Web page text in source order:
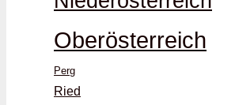
Oberösterreich
Perg
Ried